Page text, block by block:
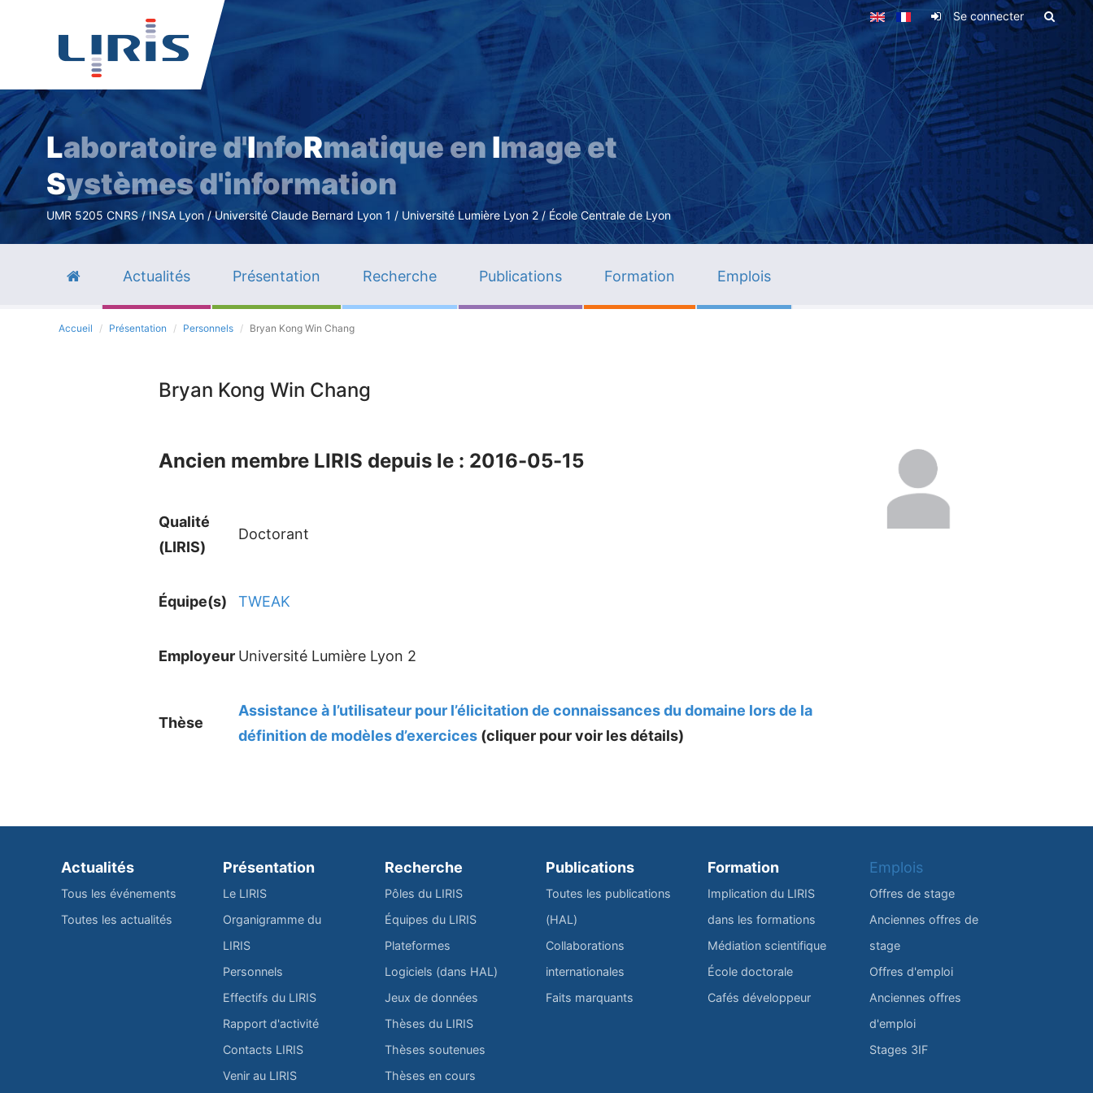
Aller
contenu
principal
Se connecter
Laboratoire d'InfoRmatique en Image et
Systèmes d'information
UMR 5205 CNRS / INSA Lyon / Université Claude Bernard Lyon 1 / Université Lumière Lyon 2 / École Centrale de Lyon
Actualités Présentation Recherche Publications Formation Emplois
Accueil Présentation Personnels Bryan Kong Win Chang
Bryan Kong Win Chang
Ancien membre LIRIS depuis le : 2016-05-15
Qualité
(LIRIS)
Doctorant
Équipe(s) TWEAK
Employeur Université Lumière Lyon 2
Thèse
Assistance à l’utilisateur pour l’élicitation de connaissances du domaine lors de la
définition de modèles d’exercices (cliquer pour voir les détails)
Actualités
Tous les événements
Toutes les actualités
Présentation
Le LIRIS
Organigramme du
LIRIS
Personnels
Effectifs du LIRIS
Rapport d'activité
Contacts LIRIS
Venir au LIRIS
Recherche
Pôles du LIRIS
Équipes du LIRIS
Plateformes
Logiciels (dans HAL)
Jeux de données
Thèses du LIRIS
Thèses soutenues
Thèses en cours
Publications
Toutes les publications
(HAL)
Collaborations
internationales
Faits marquants
Formation
Implication du LIRIS
dans les formations
Médiation scientifique
École doctorale
Cafés développeur
Emplois
Offres de stage
Anciennes offres de
stage
Offres d'emploi
Anciennes offres
d'emploi
Stages 3IF